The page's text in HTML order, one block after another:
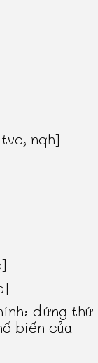
nqh]
đứng thứ
biến của